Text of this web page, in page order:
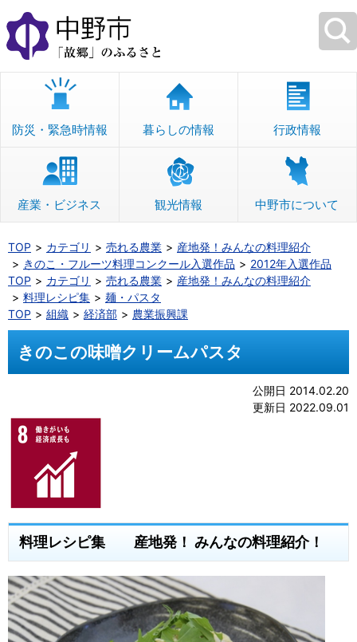
本
文
へ
移
防災・緊急時情報 暮らしの情報 行政情報
産業・ビジネス 観光情報 中野市について
TOP カテゴリ 売れる農業
産地発！みんなの料理紹介
きのこ・フルーツ料理コンクール入選作品
2012年入選作品
TOP
カテゴリ 売れる農業
産地発！みんなの料理紹介
料理レシピ集
麺・パスタ
TOP
組織 経済部 農業振興課
きのこの味噌クリームパスタ
公開日 2014.02.20
更新日 2022.09.01
料理レシピ集 産地発！ みんなの料理紹介！